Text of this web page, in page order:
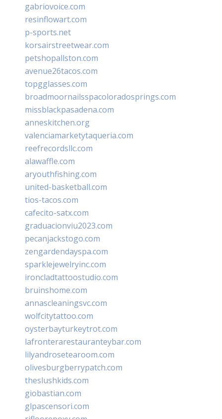
gabriovoice.com
resinflowart.com
p-sports.net
korsairstreetwear.com
petshopallston.com
avenue26tacos.com
topgglasses.com
broadmoornailsspacoloradosprings.com
missblackpasadena.com
anneskitchen.org
valenciamarketytaqueria.com
reefrecordsllc.com
alawaffle.com
aryouthfishing.com
united-basketball.com
tios-tacos.com
cafecito-satx.com
graduacionviu2023.com
pecanjackstogo.com
zengardendayspa.com
sparklejewelryinc.com
ironcladtattoostudio.com
bruinshome.com
annascleaningsvc.com
wolfcitytattoo.com
oysterbayturkeytrot.com
lafronterarestauranteybar.com
lilyandrosetearoom.com
olivesburgberrypatch.com
theslushkids.com
giobastian.com
glpascensori.com